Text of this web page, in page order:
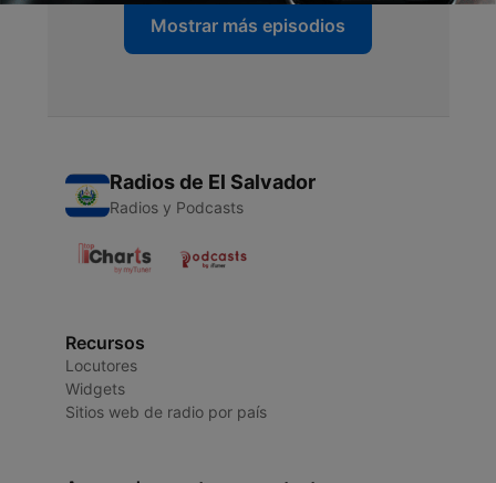
Mostrar más episodios
Radios de El Salvador
Radios y Podcasts
Recursos
Locutores
Widgets
Sitios web de radio por país